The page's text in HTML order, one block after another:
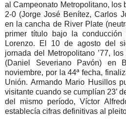
al Campeonato Metropolitano, los
2-0 (Jorge José Benítez, Carlos
en la cancha de River Plate
primer título bajo la
Lorenzo. El 10 de agosto del
jornada del Metropolitano ’77,
(Daniel Severiano Pavón) en
noviembre, por la 44ª fecha,
Unión. Armando Mario Husillos
visitante cuando se cumplían 23’
del mismo período, Víctor
establecía cifras definitivas al